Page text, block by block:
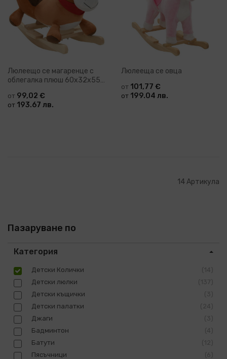
Пазаруване по
Категория
Детски Колички
Детски люлки
Детски къщички
Детски палатки
Джаги
Бадминтон
Батути
Пясъчници
Люлеещо се магаренце с
облегалка плюш 60x32x55
от 99,02 €
от 193.67 лв.
Люлееща се овца
от 101,77 €
от 199.04 лв.
14Артикула